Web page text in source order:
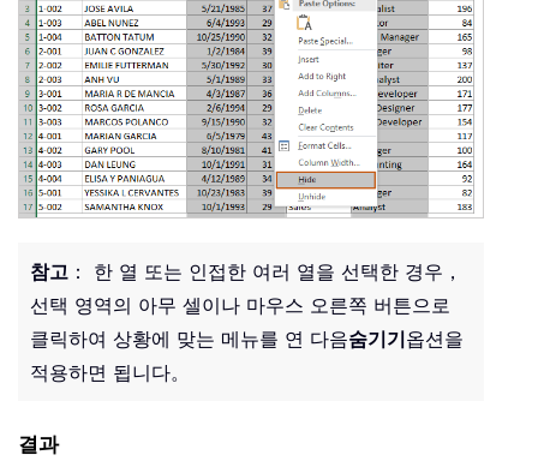
참고 ： 한 열 또는 인접한 여러 열을 선택한 경우，
선택 영역의 아무 셀이나 마우스 오른쪽 버튼으로
클릭하여 상황에 맞는 메뉴를 연 다음숨기기옵션을
적용하면 됩니다。
결과